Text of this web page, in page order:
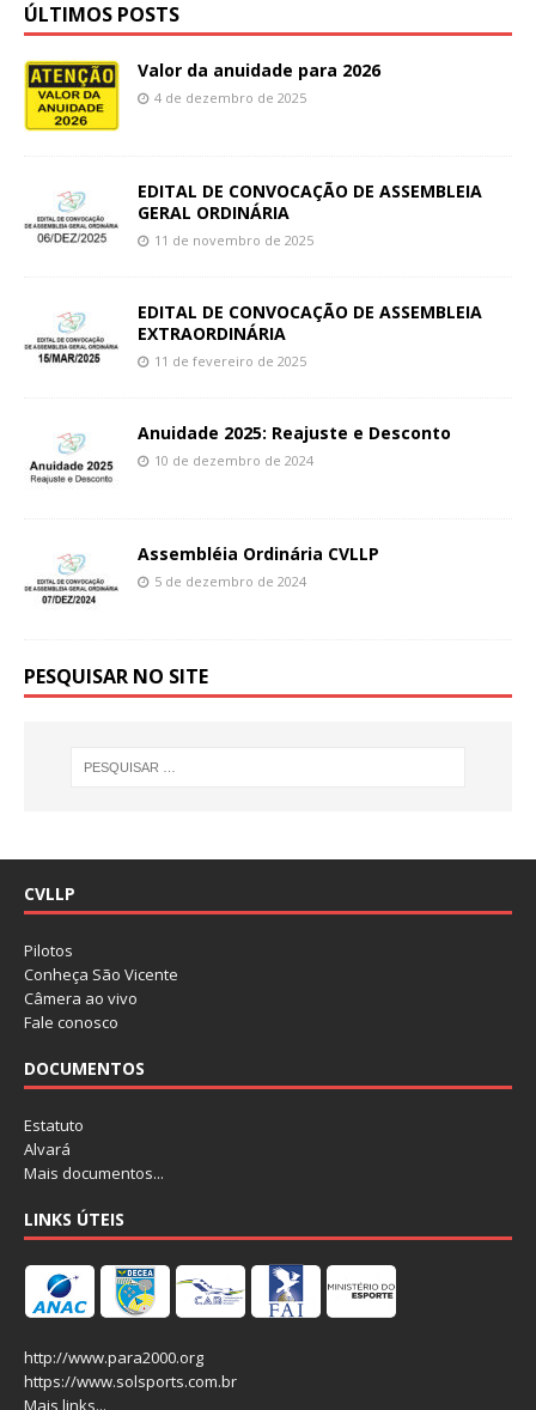
ÚLTIMOS POSTS
Valor da anuidade para 2026
4 de dezembro de 2025
EDITAL DE CONVOCAÇÃO DE ASSEMBLEIA
GERAL ORDINÁRIA
11 de novembro de 2025
EDITAL DE CONVOCAÇÃO DE ASSEMBLEIA
EXTRAORDINÁRIA
11 de fevereiro de 2025
Anuidade 2025: Reajuste e Desconto
10 de dezembro de 2024
Assembléia Ordinária CVLLP
5 de dezembro de 2024
PESQUISAR NO SITE
CVLLP
Pilotos
Conheça São Vicente
Câmera ao vivo
Fale conosco
DOCUMENTOS
Estatuto
Alvará
Mais documentos...
LINKS ÚTEIS
http://www.para2000.org
https://www.solsports.com.br
Mais links...